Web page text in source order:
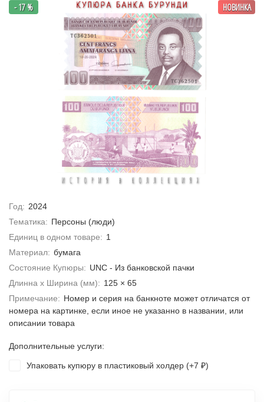
- 17 % НОВИНКА
Год: 2024
Тематика: Персоны (люди)
Единиц в одном товаре: 1
Материал: бумага
Состояние Купюры: UNC - Из банковской пачки
Длинна х Ширина (мм): 125 × 65
Примечание: Номер и серия на банкноте может отличатся от
номера на картинке, если иное не указанно в названии, или
описании товара
Дополнительные услуги:
Упаковать купюру в пластиковый холдер (+7 ₽)